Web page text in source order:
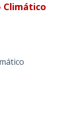
Climático